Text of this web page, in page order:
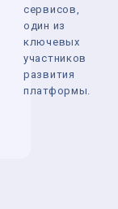
сервисов,
один из
ключевых
участников
развития
платформы.